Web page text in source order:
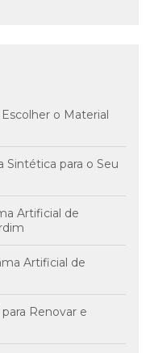
o Material
Sintética para o Seu
Artificial de
Artificial de
Renovar e